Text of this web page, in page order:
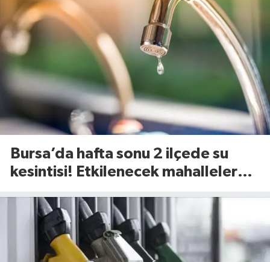
Bursa’da hafta sonu 2 ilçede su
kesintisi! Etkilenecek mahalleler